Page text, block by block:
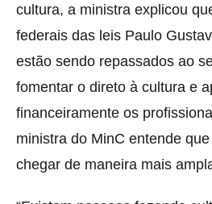
cultura, a ministra explicou
federais das leis Paulo
estão sendo repassados ao
fomentar o direto à cultura e
financeiramente os
ministra do MinC entende
chegar de maneira mais